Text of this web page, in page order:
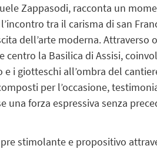
Zappasodi, racconta un
tra il carisma di san
dell’arte moderna.
centro la Basilica di Assisi,
i giotteschi all’ombra del
per l’occasione,
una forza espressiva senza
stimolante e propositivo